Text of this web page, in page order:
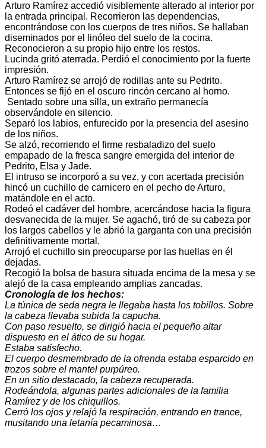
Arturo Ramírez accedió visiblemente alterado al interior por
la entrada principal. Recorrieron las dependencias,
encontrándose con los cuerpos de tres niños. Se hallaban
diseminados por el linóleo del suelo de la cocina.
Reconocieron a su propio hijo entre los restos.
Lucinda gritó aterrada. Perdió el conocimiento por la fuerte
impresión.
Arturo Ramírez se arrojó de rodillas ante su Pedrito.
Entonces se fijó en el oscuro rincón cercano al horno.
Sentado sobre una silla, un extraño permanecía
observándole en silencio.
Separó los labios, enfurecido por la presencia del asesino
de los niños.
Se alzó, recorriendo el firme resbaladizo del suelo
empapado de la fresca sangre emergida del interior de
Pedrito, Elsa y Jade.
El intruso se incorporó a su vez, y con acertada precisión
hincó un cuchillo de carnicero en el pecho de Arturo,
matándole en el acto.
Rodeó el cadáver del hombre, acercándose hacia la figura
desvanecida de la mujer. Se agachó, tiró de su cabeza por
los largos cabellos y le abrió la garganta con una precisión
definitivamente mortal.
Arrojó el cuchillo sin preocuparse por las huellas en él
dejadas.
Recogió la bolsa de basura situada encima de la mesa y se
alejó de la casa empleando amplias zancadas.
Cronología de los hechos:
La túnica de seda negra le llegaba hasta los tobillos. Sobre
la cabeza llevaba subida la capucha.
Con paso resuelto, se dirigió hacia el pequeño altar
dispuesto en el ático de su hogar.
Estaba satisfecho.
El cuerpo desmembrado de la ofrenda estaba esparcido en
trozos sobre el mantel purpúreo.
En un sitio destacado, la cabeza recuperada.
Rodeándola, algunas partes adicionales de la familia
Ramírez y de los chiquillos.
Cerró los ojos y relajó la respiración, entrando en trance,
musitando una letanía pecaminosa…